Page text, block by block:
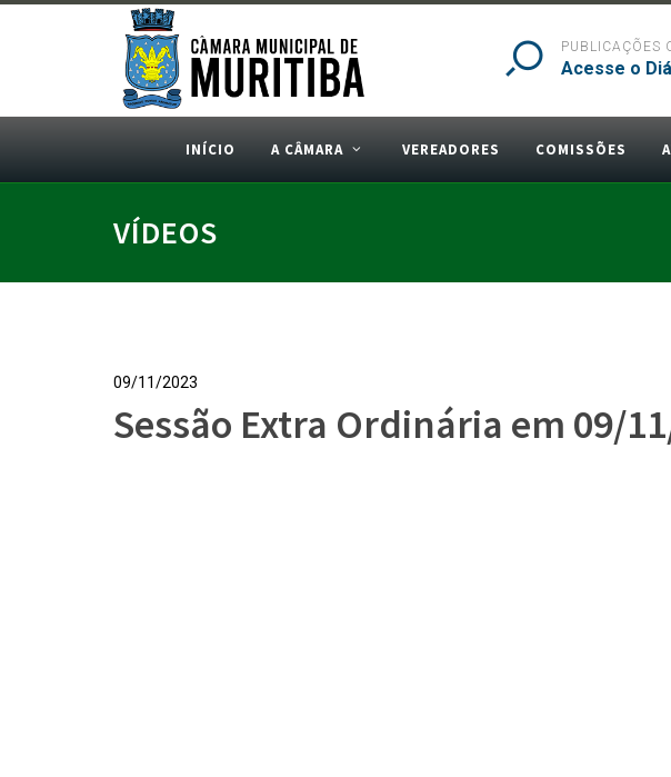
PUBLICAÇÕES
Acesse o
INÍCIO A CÂMARA VEREADORES COMISSÕES
VÍDEOS
09/11/2023
Sessão Extra Ordinária em 09/